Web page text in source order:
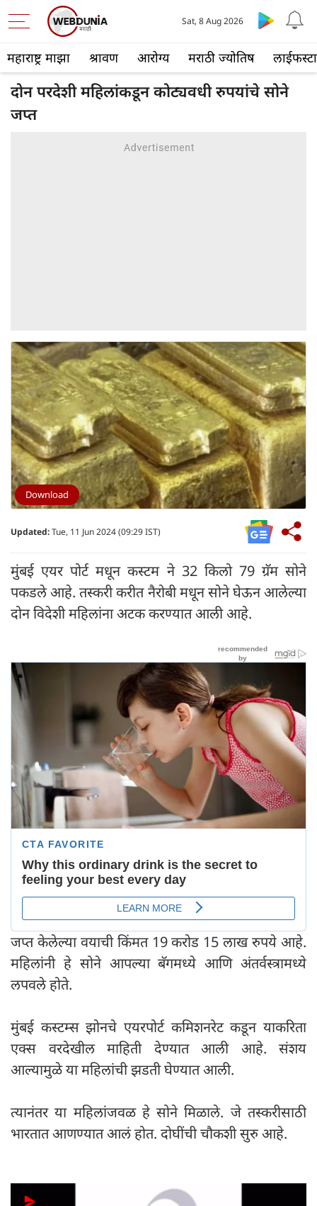
महाराष्ट्र माझा श्रावण आरोग्य मराठी ज्योतिष
Sat, 8 Aug 2026
दोन परदेशी महिलांकडून कोट्यवधी रुपयांचे सोने
जप्त
Download
Updated:Tue, 11 Jun 2024 (09:29 IST)
मुंबई एयर पोर्ट मधून कस्टम ने 32 किलो 79 ग्रॅम सोने
पकडले आहे. तस्करी करीत नैरोबी मधून सोने घेऊन आलेल्या
दोन विदेशी महिलांना अटक करण्यात आली आहे.
जप्त केलेल्या वयाची किंमत 19 करोड 15 लाख रुपये आहे.
महिलांनी हे सोने आपल्या बॅगमध्ये आणि अंतर्वस्त्रामध्ये
लपवले होते.
मुंबई कस्टम्स झोनचे एयरपोर्ट कमिशनरेट कडून याकरिता
एक्स वरदेखील माहिती देण्यात आली आहे. संशय
आल्यामुळे या महिलांची झडती घेण्यात आली.
त्यानंतर या महिलांजवळ हे सोने मिळाले. जे तस्करीसाठी
भारतात आणण्यात आलं होत. दोघींची चौकशी सुरु आहे.